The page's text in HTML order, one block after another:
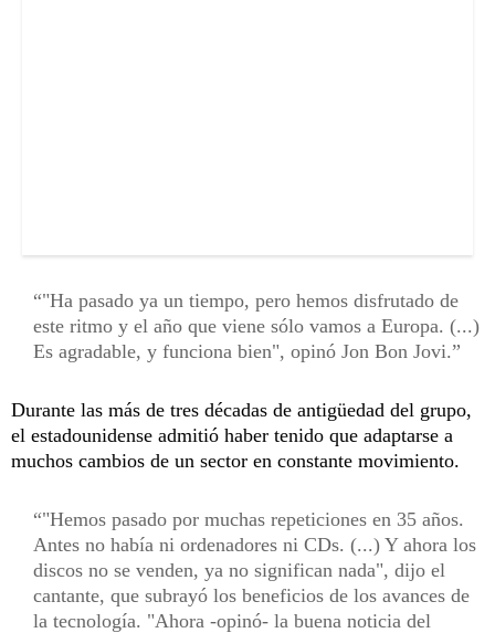
"Ha pasado ya un tiempo, pero hemos disfrutado de
este ritmo y el año que viene sólo vamos a Europa. (...)
Es agradable, y funciona bien", opinó Jon Bon Jovi.
Durante las más de tres décadas de antigüedad del grupo,
el estadounidense admitió haber tenido que adaptarse a
muchos cambios de un sector en constante movimiento.
"Hemos pasado por muchas repeticiones en 35 años.
Antes no había ni ordenadores ni CDs. (...) Y ahora los
discos no se venden, ya no significan nada", dijo el
cantante, que subrayó los beneficios de los avances de
la tecnología. "Ahora -opinó- la buena noticia del